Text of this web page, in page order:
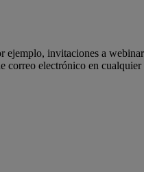
invitaciones a
electrónico en